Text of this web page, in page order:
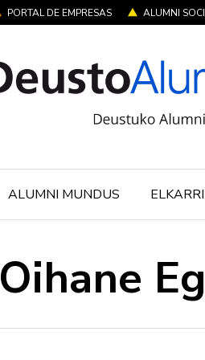
PORTAL DE EMPRESAS ALUMNI
ALUMNI MUNDUS
Oihane